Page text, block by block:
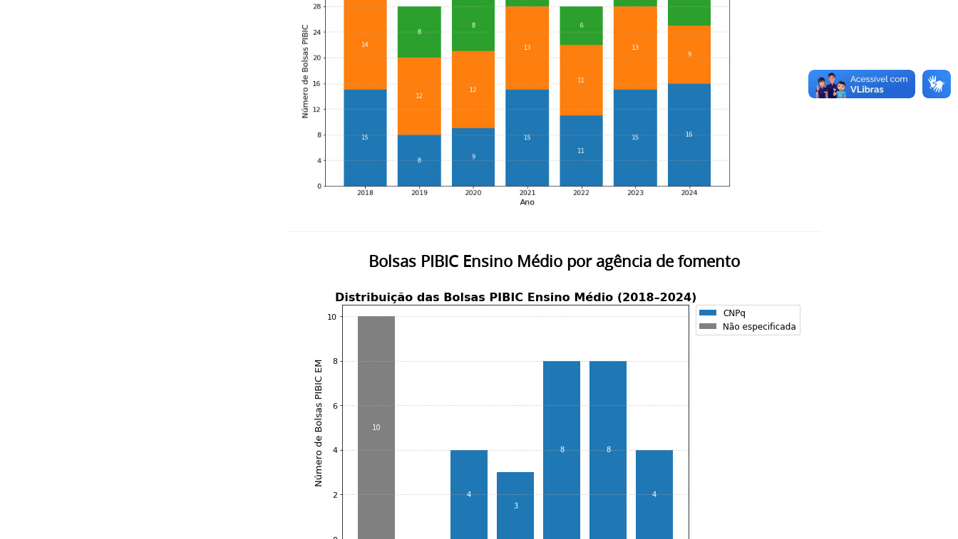
Bolsas PIBIC Ensino Médio por agência de fomento